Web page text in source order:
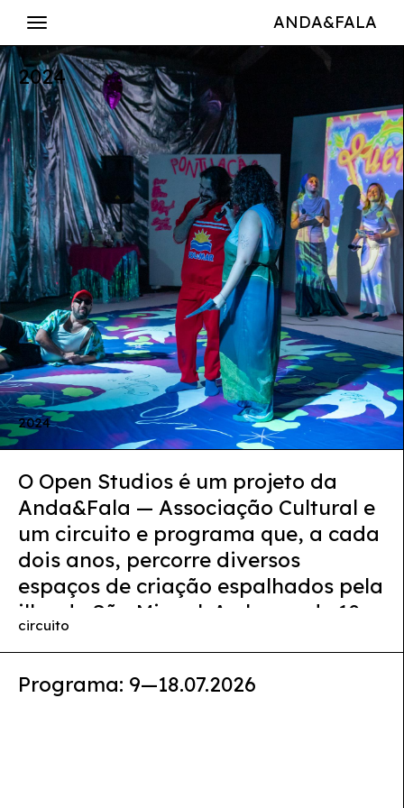
ANDA&FALA
2024
2024
O Open Studios é um projeto da
Anda&Fala — Associação Cultural e
um circuito e programa que, a cada
dois anos, percorre diversos
espaços de criação espalhados pela
ilha de São Miguel. Ao longo de 10
dias, ateliers de artistas e criadores
suas portas ao público com
circuito
Programa: 9—18.07.2026